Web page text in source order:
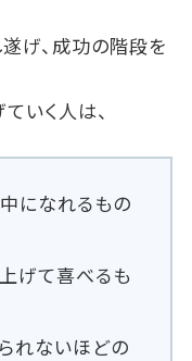
げ、成功の階段を
いく人は、
になれるもの
げて喜べるも
れないほどの